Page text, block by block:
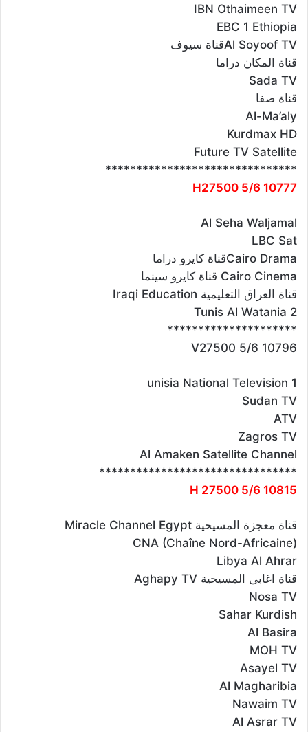
IBN Othaimeen TV
EBC 1 Ethiopia
Al Soyoof TVقناة سيوف
قناة المكان دراما
Sada TV
قناة صفا
Al-Ma’aly
Kurdmax HD
Future TV Satellite
*******************************
10777 H27500 5/6
Al Seha Waljamal
LBC Sat
Cairo Dramaقناة كايرو دراما
Cairo Cinema قناة كايرو سينما
قناة العراق التعليمية Iraqi Education
Tunis Al Watania 2
*********************
10796 V27500 5/6
unisia National Television 1
Sudan TV
ATV
Zagros TV
Al Amaken Satellite Channel
********************************
10815 H 27500 5/6
قناة معجزة المسيحية Miracle Channel Egypt
CNA (Chaîne Nord-Africaine)
Libya Al Ahrar
قناة اغابى المسيحية Aghapy TV
Nosa TV
Sahar Kurdish
Al Basira
MOH TV
Asayel TV
Al Magharibia
Nawaim TV
Al Asrar TV